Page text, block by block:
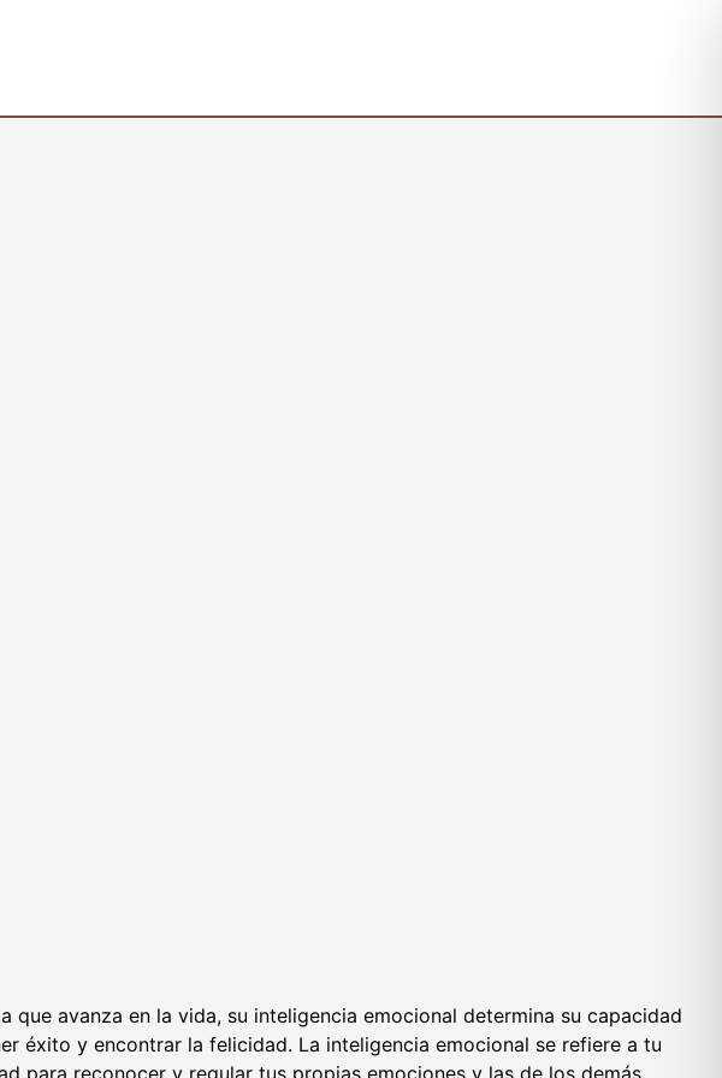
que avanza en la vida, su inteligencia emocional determina su capacidad
éxito y encontrar la felicidad. La inteligencia emocional se refiere a tu
para reconocer y regular tus propias emociones y las de los demás.